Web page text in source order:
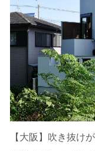
【大阪】吹き抜け